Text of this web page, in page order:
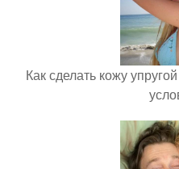
Как сделать кожу